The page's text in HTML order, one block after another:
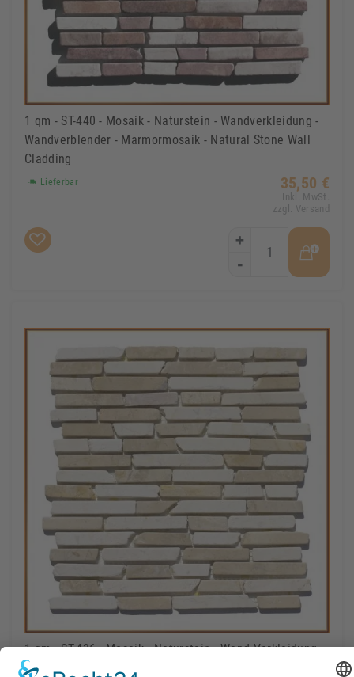
1 qm - ST-440 - Mosaik - Naturstein - Wandverkleidung -
Wandverblender - Marmormosaik - Natural Stone Wall
Cladding
Lieferbar 35,50 €
Inkl. MwSt.
zzgl. Versand
+
-
1 qm - ST-436 - Mosaik - Naturstein - Wand-Verkleidung -
Wandverblender - Marmormosaik